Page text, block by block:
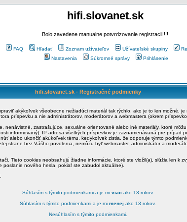
hifi.slovanet.sk
Bolo zavedene manualne potvrdzovanie registracii !!!
FAQ Hľadať Zoznam užívateľov Užívateľské skupiny
Nastavenia
Súkromné správy Prihlásenie
hifi.slovanet.sk - Registračné podmienky
akýkoľvek všeobecne nežiadúci materiál tak rýchlo, ako je to len možné,
príspevku a nie administrátorov, moderátorov a webmastera (okrem
zastrašujúce, sexuálne orientované alebo iné materiály, ktoré
informovaný). IP adresa všetkých príspevkov je zaznamenávaná pre prípad
alebo ukončiť akúkoľvek tému, kedykoľvek zistia, že odporuje týmto
strane bez Vášho povolenia, nemôžu byť webmaster, administrátor a
Tieto cookies neobsahujú žiadne informácie, ktoré ste vložil(a), slúžia len k
nového hesla, pokiaľ ste zabudol aktuálne).
Súhlasím s týmito podmienkami a je mi viac ako 13 rokov.
Súhlasím s týmito podmienkami a je mi menej ako 13 rokov.
Nesúhlasím s týmito podmienkami.